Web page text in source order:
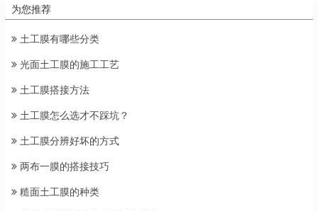
为您推荐
土工膜有哪些分类
光面土工膜的施工工艺
土工膜搭接方法
土工膜怎么选才不踩坑？
土工膜分辨好坏的方式
两布一膜的搭接技巧
糙面土工膜的种类